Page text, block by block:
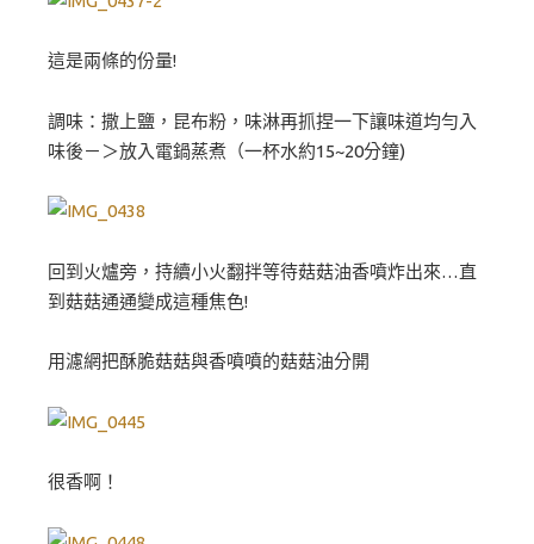
這是兩條的份量!
調味：撒上鹽，昆布粉，味淋再抓捏一下讓味道均勻入
味後－＞放入電鍋蒸煮（一杯水約15~20分鐘)
回到火爐旁，持續小火翻拌等待菇菇油香噴炸出來…直
到菇菇通通變成這種焦色!
用濾網把酥脆菇菇與香噴噴的菇菇油分開
很香啊！